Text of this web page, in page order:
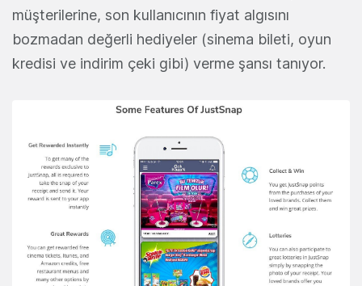
müşterilerine, son kullanıcının fiyat algısını
bozmadan değerli hediyeler (sinema bileti, oyun
kredisi ve indirim çeki gibi) verme şansı tanıyor.